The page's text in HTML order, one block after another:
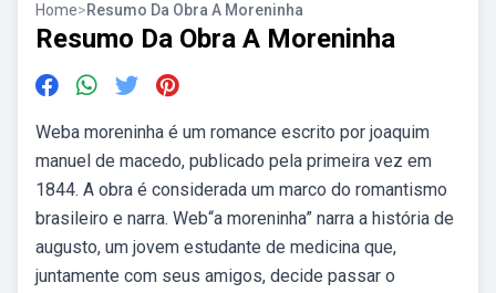
Home>Resumo Da Obra A Moreninha
Resumo Da Obra A Moreninha
Weba moreninha é um romance escrito por joaquim
manuel de macedo, publicado pela primeira vez em
1844. A obra é considerada um marco do romantismo
brasileiro e narra. Web“a moreninha” narra a história de
augusto, um jovem estudante de medicina que,
juntamente com seus amigos, decide passar o